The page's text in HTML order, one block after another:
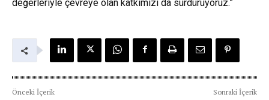
değerleriyle çevreye olan katkımızı da sürdürüyoruz.”
Önceki İçerik Sonraki İçerik